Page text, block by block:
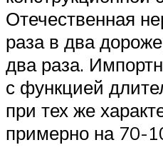
Отечественная
раза в два
два раза.
с функцией
при тех же
примерно на 70-